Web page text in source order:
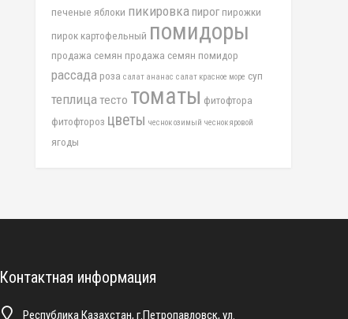
печеные яблоки пикировкапирог пирожки
пирок картофельный помидоры
продажа семян продажа семян помидор
рассада роза салат ананас салат красное море суп
теплицатесто томаты фитофтора
фитофтороз цветы чеснок озимый чеснок яровой
ягоды
Контактная информация
Республика Казахстан, г.Петропавловск, ул.